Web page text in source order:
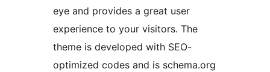
eye and provides a great user
experience to your visitors. The
theme is developed with SEO-
optimized codes and is schema.org